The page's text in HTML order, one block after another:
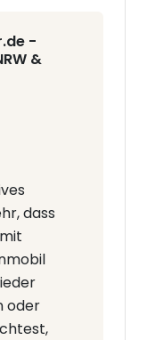
-
&
dass
oder